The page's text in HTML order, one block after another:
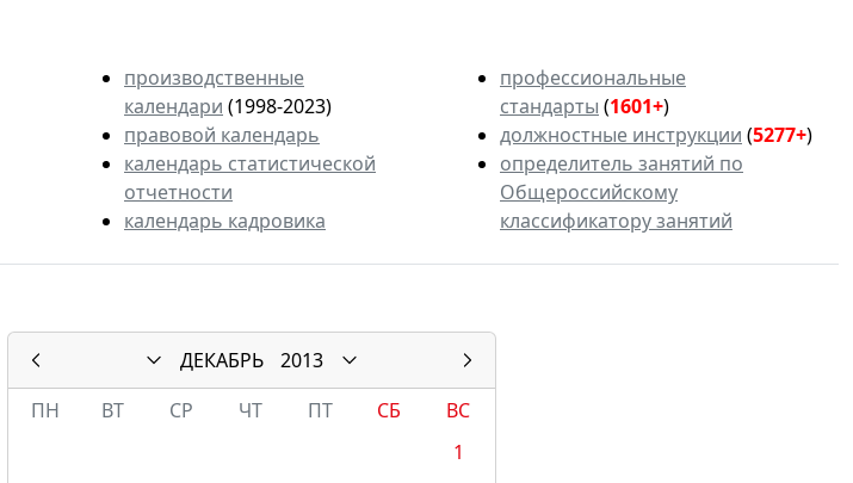
производственные
календари (1998-2023)
правовой календарь
календарь статистической
отчетности
календарь кадровика
профессиональные
стандарты (1601+)
должностные инструкции (5277+)
определитель занятий по
Общероссийскому
классификатору занятий
ДЕКАБРЬ
2013
ПН
ВТ СР ЧТ ПТ СБ
ВС
1